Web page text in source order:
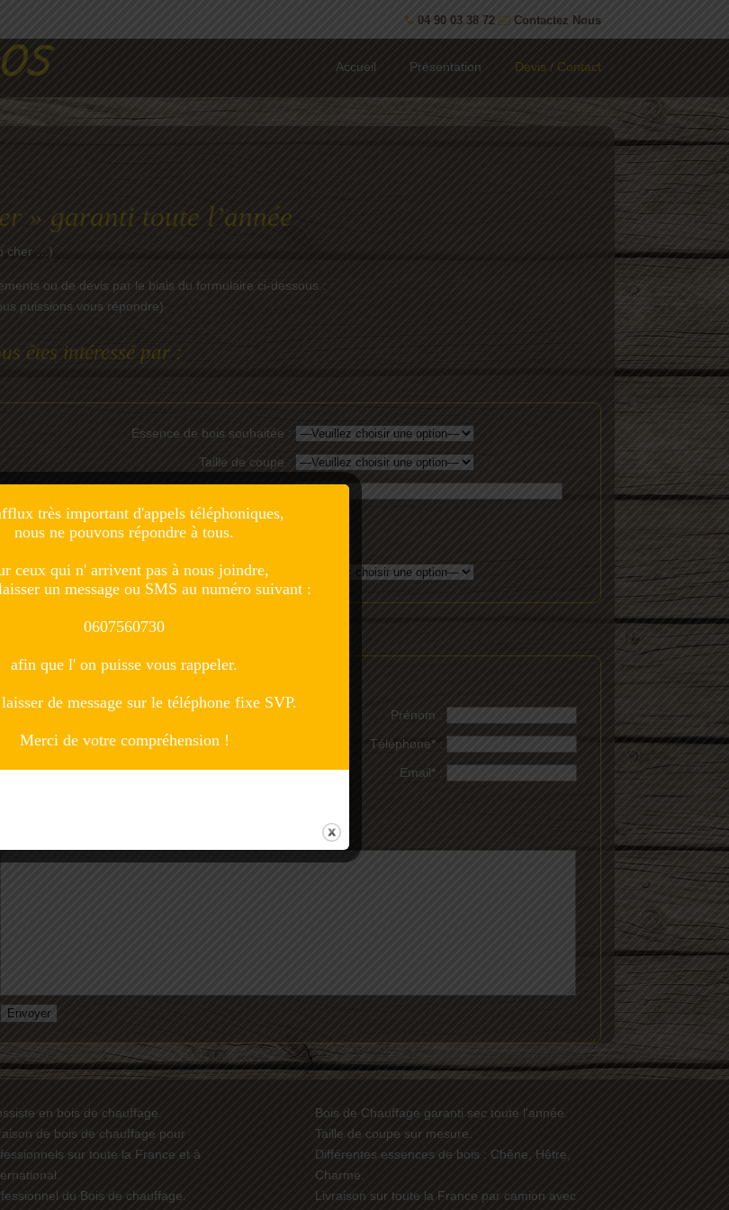
04 90 03 38 72 Contactez Nous
Accueil Présentation Devis / Contact
» garanti toute l’année
cher …)
ou de devis par le biais du formulaire ci-dessous :
puissions vous répondre)
êtes intéressé par :
Essence de bois souhaitée :
Taille de coupe :
(minimum 70 m3
Nom* :
Adresse de livraison* :
Code Postal* :
Prénom :
Téléphone* :
Email* :
en bois de chauffage.
de bois de chauffage pour
sur toute la France et à
du Bois de chauffage.
Bois de Chauffage garanti sec toute l'année.
Taille de coupe sur mesure.
Différentes essences de bois : Chêne, Hêtre,
Charme.
Livraison sur toute la France par camion avec
très important d'appels téléphoniques,
nous ne pouvons répondre à tous.
ceux qui n' arrivent pas à nous joindre,
un message ou SMS au numéro suivant :
0607560730
afin que l' on puisse vous rappeler.
de message sur le téléphone fixe SVP.
Merci de votre compréhension !